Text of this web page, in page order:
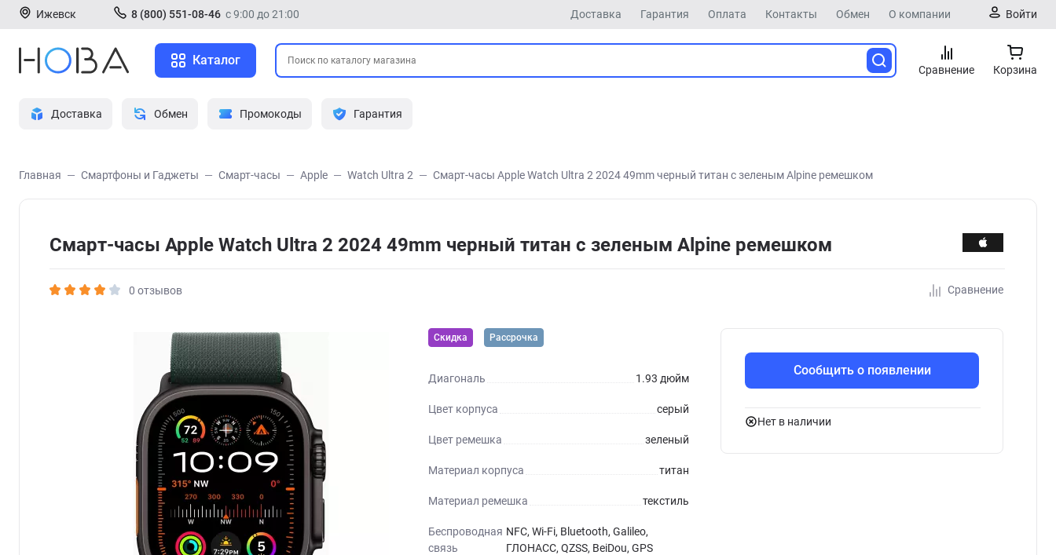
Ижевск 8 (800) 551-08-46 с 9:00 до 21:00 Доставка Гарантия Оплата Контакты Обмен О компании Войти
Каталог
Сравнение Корзина
Доставка Обмен Промокоды Гарантия
Главная Смартфоны и Гаджеты Смарт-часы Apple Watch Ultra 2 Смарт-часы Apple Watch Ultra 2 2024 49mm черный титан с зеленым Alpine ремешком
Смарт-часы Apple Watch Ultra 2 2024 49mm черный титан с зеленым Alpine ремешком
0 отзывов Сравнение
Скидка Рассрочка
Диагональ 1.93 дюйм
Цвет корпуса серый
Цвет ремешка зеленый
Материал корпуса титан
Материал ремешка текстиль
Беспроводная
связь
NFC, Wi-Fi, Bluetooth, Galileo,
ГЛОНАСС, QZSS, BeiDou, GPS
Сообщить о появлении
Нет в наличии